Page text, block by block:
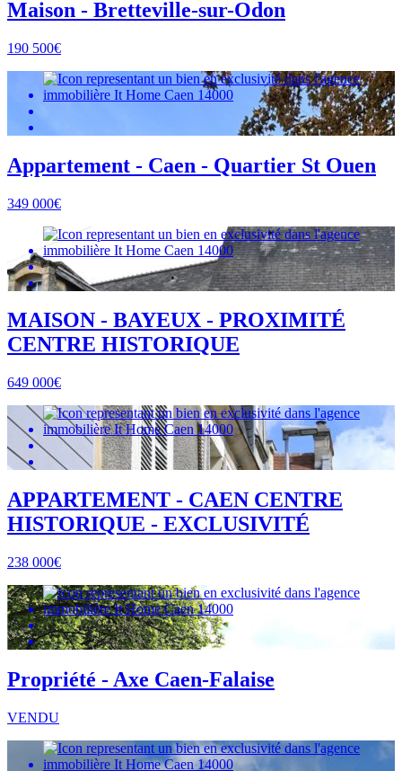
Maison - Bretteville-sur-Odon
190 500€
Appartement - Caen - Quartier St Ouen
349 000€
MAISON - BAYEUX - PROXIMITÉ
CENTRE HISTORIQUE
649 000€
APPARTEMENT - CAEN CENTRE
HISTORIQUE - EXCLUSIVITÉ
238 000€
Propriété - Axe Caen-Falaise
VENDU